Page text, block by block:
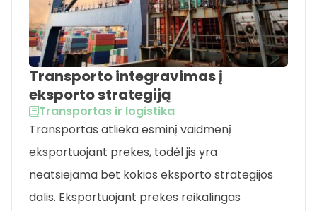
Transporto integravimas į
eksporto strategiją
Transportas ir logistika
Transportas atlieka esminį vaidmenį
eksportuojant prekes, todėl jis yra
neatsiejama bet kokios eksporto strategijos
dalis. Eksportuojant prekes reikalingas